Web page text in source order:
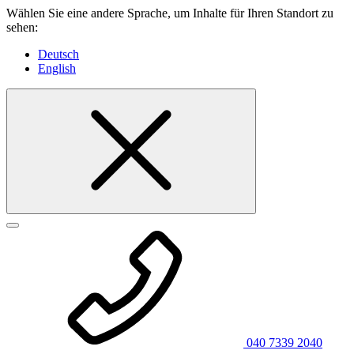
Wählen Sie eine andere Sprache, um Inhalte für Ihren Standort zu
sehen:
Deutsch
English
040 7339 2040